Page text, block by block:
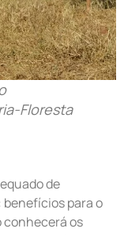
Floresta
de
para o
conhecerá os